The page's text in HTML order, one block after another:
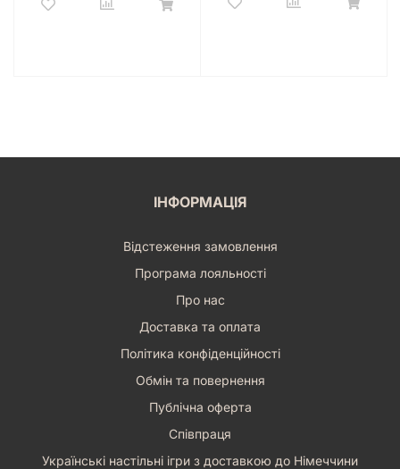
ІНФОРМАЦІЯ
Відстеження замовлення
Програма лояльності
Про нас
Доставка та оплата
Політика конфіденційності
Обмін та повернення
Публічна оферта
Співпраця
Українські настільні ігри з доставкою до Німеччини